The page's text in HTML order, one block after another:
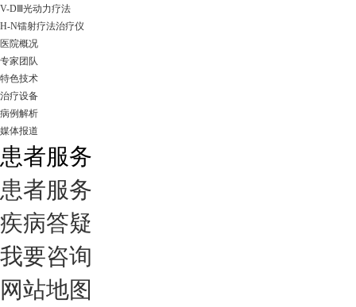
V-DⅢ光动力疗法
H-N镭射疗法治疗仪
医院概况
专家团队
特色技术
治疗设备
病例解析
媒体报道
患者服务
患者服务
疾病答疑
我要咨询
网站地图